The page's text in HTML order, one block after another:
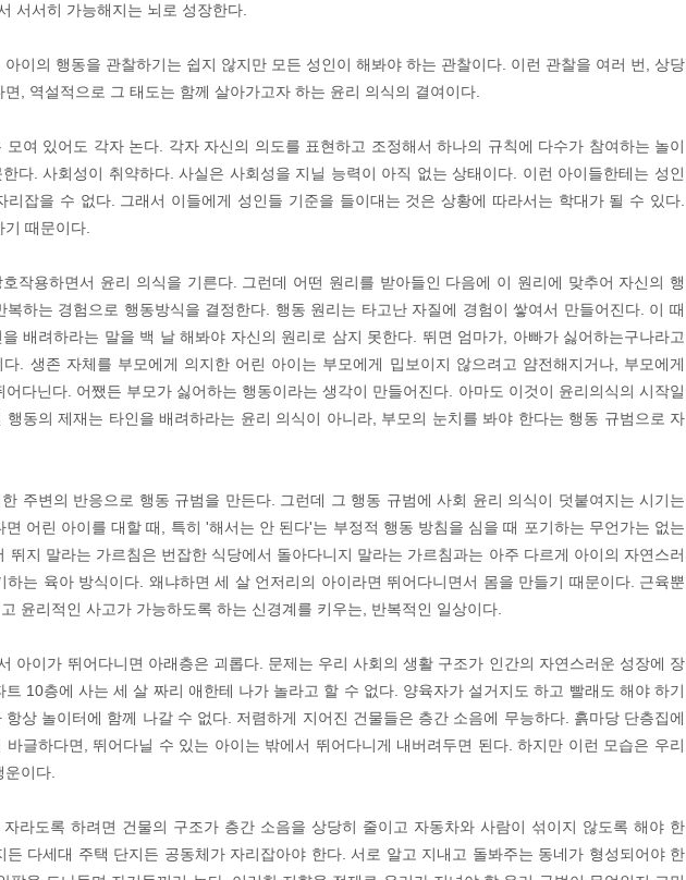
서서히 가능해지는 뇌로 성장한다.
이의 행동을 관찰하기는 쉽지 않지만 모든 성인이 해봐야 하는 관찰이다. 이런 관찰을 여러 번, 상당
, 역설적으로 그 태도는 함께 살아가고자 하는 윤리 의식의 결여이다.
모여 있어도 각자 논다. 각자 자신의 의도를 표현하고 조정해서 하나의 규칙에 다수가 참여하는 놀이
다. 사회성이 취약하다. 사실은 사회성을 지닐 능력이 아직 없는 상태이다. 이런 아이들한테는 성인
리잡을 수 없다. 그래서 이들에게 성인들 기준을 들이대는 것은 상황에 따라서는 학대가 될 수 있다.
때문이다.
작용하면서 윤리 의식을 기른다. 그런데 어떤 원리를 받아들인 다음에 이 원리에 맞추어 자신의 행
복하는 경험으로 행동방식을 결정한다. 행동 원리는 타고난 자질에 경험이 쌓여서 만들어진다. 이 때
배려하라는 말을 백 날 해봐야 자신의 원리로 삼지 못한다. 뛰면 엄마가, 아빠가 싫어하는구나라고
. 생존 자체를 부모에게 의지한 어린 아이는 부모에게 밉보이지 않으려고 얌전해지거나, 부모에게
다닌다. 어쨌든 부모가 싫어하는 행동이라는 생각이 만들어진다. 아마도 이것이 윤리의식의 시작일
행동의 제재는 타인을 배려하라는 윤리 의식이 아니라, 부모의 눈치를 봐야 한다는 행동 규범으로 자
주변의 반응으로 행동 규범을 만든다. 그런데 그 행동 규범에 사회 윤리 의식이 덧붙여지는 시기는
어린 아이를 대할 때, 특히 '해서는 안 된다'는 부정적 행동 방침을 심을 때 포기하는 무언가는 없는
뛰지 말라는 가르침은 번잡한 식당에서 돌아다니지 말라는 가르침과는 아주 다르게 아이의 자연스러
하는 육아 방식이다. 왜냐하면 세 살 언저리의 아이라면 뛰어다니면서 몸을 만들기 때문이다. 근육뿐
윤리적인 사고가 가능하도록 하는 신경계를 키우는, 반복적인 일상이다.
아이가 뛰어다니면 아래층은 괴롭다. 문제는 우리 사회의 생활 구조가 인간의 자연스러운 성장에 장
10층에 사는 세 살 짜리 애한테 나가 놀라고 할 수 없다. 양육자가 설거지도 하고 빨래도 해야 하기
상 놀이터에 함께 나갈 수 없다. 저렴하게 지어진 건물들은 층간 소음에 무능하다. 흙마당 단층집에
바글하다면, 뛰어다닐 수 있는 아이는 밖에서 뛰어다니게 내버려두면 된다. 하지만 이런 모습은 우리
이다.
라도록 하려면 건물의 구조가 층간 소음을 상당히 줄이고 자동차와 사람이 섞이지 않도록 해야 한
든 다세대 주택 단지든 공동체가 자리잡아야 한다. 서로 알고 지내고 돌봐주는 동네가 형성되어야 한